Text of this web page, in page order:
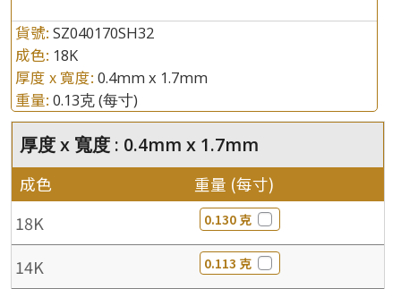
貨號: SZ040170SH32
成色: 18K
厚度 x 寬度: 0.4mm x 1.7mm
重量: 0.13克(每寸)
厚度 x 寬度 : 0.4mm x 1.7mm
成色 重量 (每寸)
18K 0.130 克
14K 0.113 克